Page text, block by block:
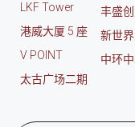
LKF Tower
港威大厦 5 座
V POINT
太古广场二期
丰盛
新世
中环